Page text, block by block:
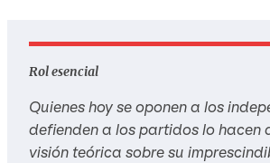
Rol esencial
Quienes hoy se oponen a los
defienden a los partidos lo hacen
visión teórica sobre su